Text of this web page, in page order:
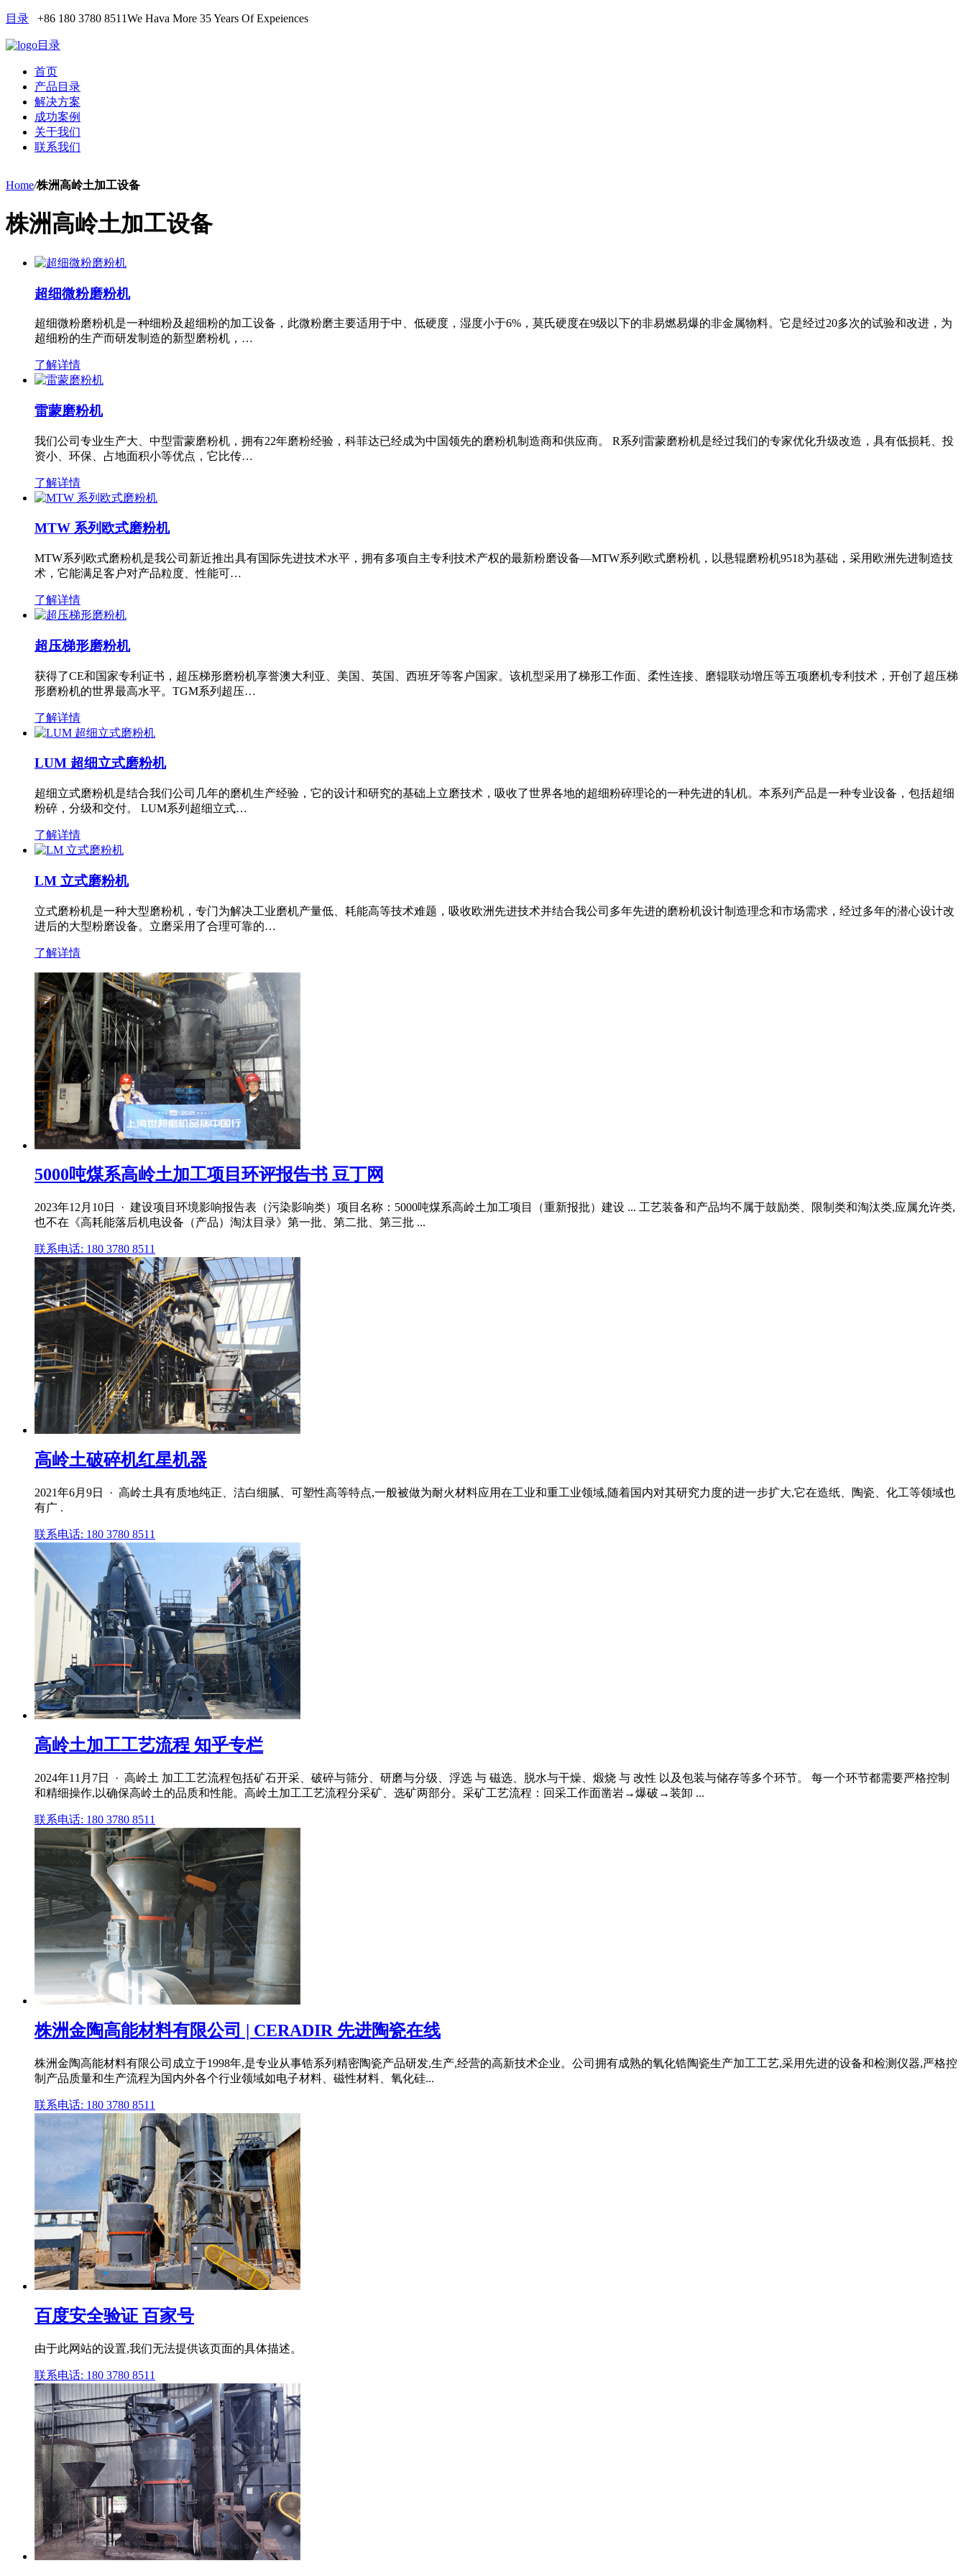
目录 +86 180 3780 8511We Hava More 35 Years Of Expeiences
目录
首页
产品目录
解决方案
成功案例
关于我们
联系我们
Home/株洲高岭土加工设备
株洲高岭土加工设备
超细微粉磨粉机
超细微粉磨粉机是一种细粉及超细粉的加工设备，此微粉磨主要适用于中、低硬度，湿度小于6%，莫氏硬度在9级以下的非易燃易爆的非金属物料。它是经过20多次的试验和改进，为
超细粉的生产而研发制造的新型磨粉机，…
了解详情
雷蒙磨粉机
我们公司专业生产大、中型雷蒙磨粉机，拥有22年磨粉经验，科菲达已经成为中国领先的磨粉机制造商和供应商。 R系列雷蒙磨粉机是经过我们的专家优化升级改造，具有低损耗、投
资小、环保、占地面积小等优点，它比传…
了解详情
MTW 系列欧式磨粉机
MTW系列欧式磨粉机是我公司新近推出具有国际先进技术水平，拥有多项自主专利技术产权的最新粉磨设备—MTW系列欧式磨粉机，以悬辊磨粉机9518为基础，采用欧洲先进制造技
术，它能满足客户对产品粒度、性能可…
了解详情
超压梯形磨粉机
获得了CE和国家专利证书，超压梯形磨粉机享誉澳大利亚、美国、英国、西班牙等客户国家。该机型采用了梯形工作面、柔性连接、磨辊联动增压等五项磨机专利技术，开创了超压梯
形磨粉机的世界最高水平。TGM系列超压…
了解详情
LUM 超细立式磨粉机
超细立式磨粉机是结合我们公司几年的磨机生产经验，它的设计和研究的基础上立磨技术，吸收了世界各地的超细粉碎理论的一种先进的轧机。本系列产品是一种专业设备，包括超细
粉碎，分级和交付。 LUM系列超细立式…
了解详情
LM 立式磨粉机
立式磨粉机是一种大型磨粉机，专门为解决工业磨机产量低、耗能高等技术难题，吸收欧洲先进技术并结合我公司多年先进的磨粉机设计制造理念和市场需求，经过多年的潜心设计改
进后的大型粉磨设备。立磨采用了合理可靠的…
了解详情
5000吨煤系高岭土加工项目环评报告书 豆丁网
2023年12月10日 · 建设项目环境影响报告表（污染影响类）项目名称：5000吨煤系高岭土加工项目（重新报批）建设 ... 工艺装备和产品均不属于鼓励类、限制类和淘汰类,应属允许类,
也不在《高耗能落后机电设备（产品）淘汰目录》第一批、第二批、第三批 ...
联系电话: 180 3780 8511
高岭土破碎机红星机器
2021年6月9日 · 高岭土具有质地纯正、洁白细腻、可塑性高等特点,一般被做为耐火材料应用在工业和重工业领域,随着国内对其研究力度的进一步扩大,它在造纸、陶瓷、化工等领域也
有广 .
联系电话: 180 3780 8511
高岭土加工工艺流程 知乎专栏
2024年11月7日 · 高岭土 加工工艺流程包括矿石开采、破碎与筛分、研磨与分级、浮选 与 磁选、脱水与干燥、煅烧 与 改性 以及包装与储存等多个环节。 每一个环节都需要严格控制
和精细操作,以确保高岭土的品质和性能。高岭土加工工艺流程分采矿、选矿两部分。采矿工艺流程：回采工作面凿岩→爆破→装卸 ...
联系电话: 180 3780 8511
株洲金陶高能材料有限公司 | CERADIR 先进陶瓷在线
株洲金陶高能材料有限公司成立于1998年,是专业从事锆系列精密陶瓷产品研发,生产,经营的高新技术企业。公司拥有成熟的氧化锆陶瓷生产加工工艺,采用先进的设备和检测仪器,严格控
制产品质量和生产流程为国内外各个行业领域如电子材料、磁性材料、氧化硅...
联系电话: 180 3780 8511
百度安全验证 百家号
由于此网站的设置,我们无法提供该页面的具体描述。
联系电话: 180 3780 8511